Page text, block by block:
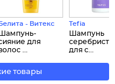
Белита - Витекс
Шампунь-
для
...
Tefia
Шампунь
для с...
товары